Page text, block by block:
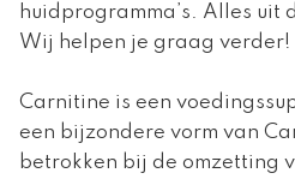
huidprogramma’s. Alles uit
Wij helpen je graag verder!
Carnitine is een
een bijzondere vorm van
betrokken bij de omzetting